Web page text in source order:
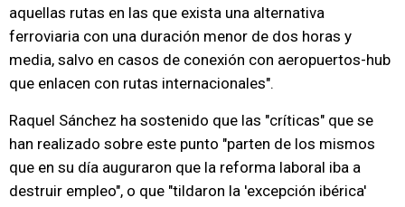
aquellas rutas en las que exista una alternativa
ferroviaria con una duración menor de dos horas y
media, salvo en casos de conexión con aeropuertos-hub
que enlacen con rutas internacionales".
Raquel Sánchez ha sostenido que las "críticas" que se
han realizado sobre este punto "parten de los mismos
que en su día auguraron que la reforma laboral iba a
destruir empleo", o que "tildaron la 'excepción ibérica'